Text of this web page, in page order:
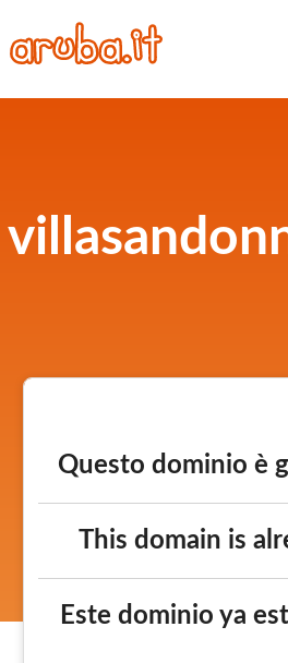
Questo dominio è
This domain is
Este dominio ya